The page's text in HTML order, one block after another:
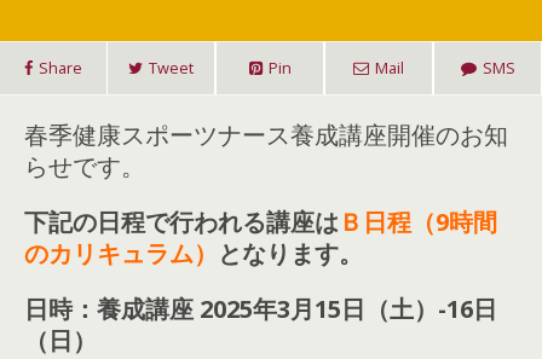
Share Tweet Pin Mail SMS
春季健康スポーツナース養成講座開催のお知
らせです。
下記の日程で行われる講座はＢ日程（9時間
のカリキュラム） となります。
日時：養成講座 2025年3月15日（土）-16日
（日）